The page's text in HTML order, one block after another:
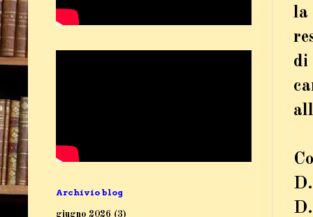
la
di
Archivio blog
giugno 2026 (3)